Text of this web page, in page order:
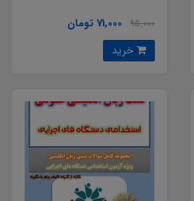
95,000 71,000 تومان